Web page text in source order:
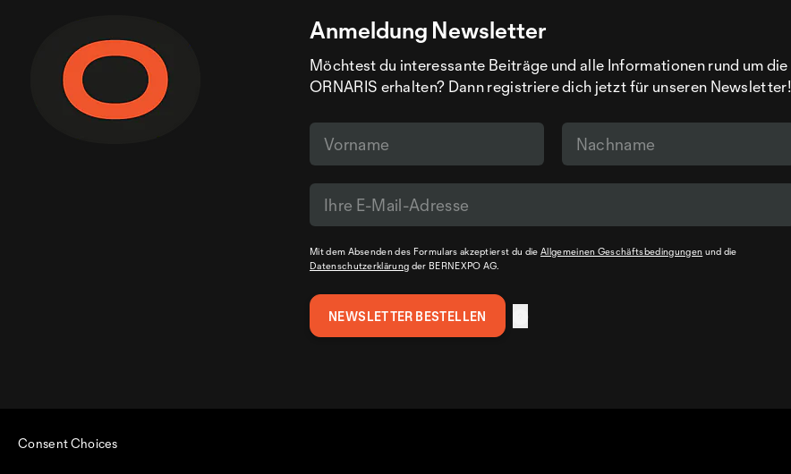
Anmeldung Newsletter
Möchtest du interessante Beiträge und alle Informationen rund um die
ORNARIS erhalten? Dann registriere dich jetzt für unseren Newsletter!
Mit dem Absenden des Formulars akzeptierst du die Allgemeinen Geschäftsbedingungen und die
Datenschutzerklärung der BERNEXPO AG.
Consent Choices